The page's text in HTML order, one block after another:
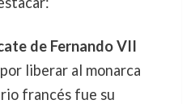
de Fernando VII
liberar al monarca
francés fue su